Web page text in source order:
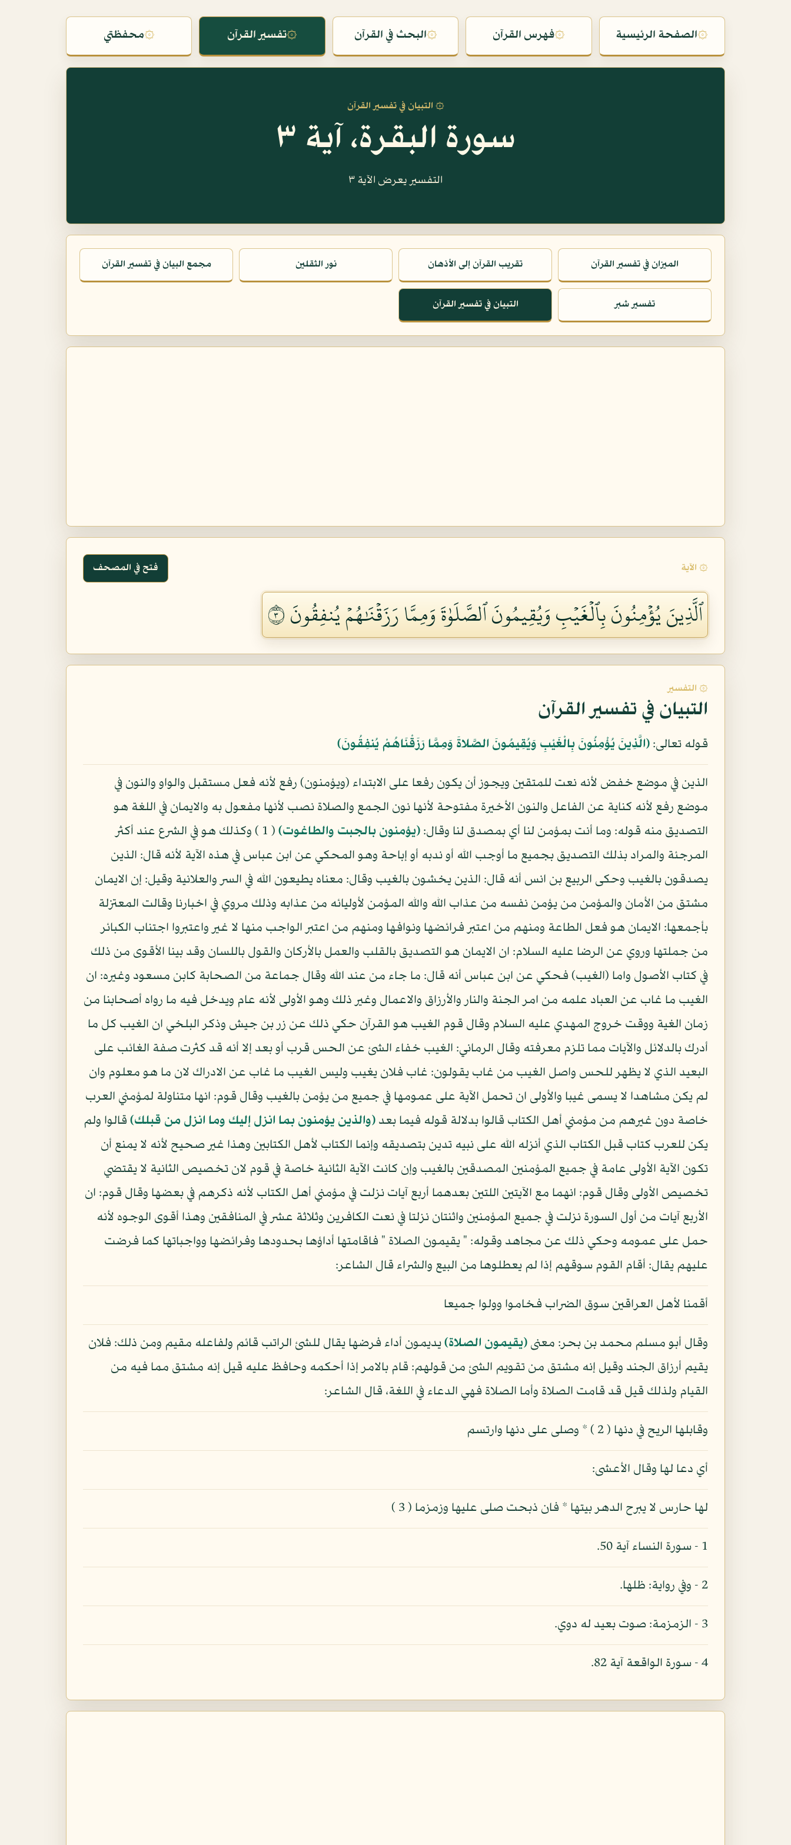
۞الصفحة الرئيسية ۞فهرس القرآن ۞البحث في القرآن ۞تفسير القرآن ۞محفظتي
۞ التبيان في تفسير القرآن
سورة البقرة، آية ٣
التفسير يعرض الآية ٣
الميزان في تفسير القرآن تقريب القرآن إلى الأذهان نور الثقلين مجمع البيان في تفسير القرآن
تفسير شبر التبيان في تفسير القرآن
۞ الآية فتح في المصحف
ٱلَّذِينَ يُؤۡمِنُونَ بِٱلۡغَيۡبِ وَيُقِيمُونَ ٱلصَّلَوٰةَ وَمِمَّا رَزَقۡنَٰهُمۡ يُنفِقُونَ ٣
۞ التفسير
التبيان في تفسير القرآن
قوله تعالى: ﴿الَّذِينَ يُؤْمِنُونَ بِالْغَيْبِ وَيُقِيمُونَ الصَّلاةَ وَمِمَّا رَزَقْنَاهُمْ يُنفِقُونَ﴾
الذين في موضع خفض لأنه نعت للمتقين ويجوز أن يكون رفعا على الابتداء (ويؤمنون) رفع لأنه فعل مستقبل والواو والنون في
موضع رفع لأنه كناية عن الفاعل والنون الأخيرة مفتوحة لأنها نون الجمع والصلاة نصب لأنها مفعول به والايمان في اللغة هو
التصديق منه قوله: وما أنت بمؤمن لنا أي بمصدق لنا وقال: (يؤمنون بالجبت والطاغوت)
( 1 ) وكذلك هو في الشرع عند أكثر
المرجئة والمراد بذلك التصديق بجميع ما أوجب الله أو ندبه أو إباحة وهو المحكي عن ابن عباس في هذه الآية لأنه قال: الذين
يصدقون بالغيب وحكى الربيع بن انس أنه قال: الذين يخشون بالغيب وقال: معناه يطيعون الله في السر والعلانية وقيل: إن الايمان
مشتق من الأمان والمؤمن من يؤمن نفسه من عذاب الله والله المؤمن لأوليائه من عذابه وذلك مروي في اخبارنا وقالت المعتزلة
بأجمعها: الايمان هو فعل الطاعة ومنهم من اعتبر فرائضها ونوافها ومنهم من اعتبر الواجب منها لا غير واعتبروا اجتناب الكبائر
من جملتها وروي عن الرضا عليه السلام: ان الايمان هو التصديق بالقلب والعمل بالأركان والقول باللسان وقد بينا الأقوى من ذلك
في كتاب الأصول واما (الغيب) فحكي عن ابن عباس أنه قال: ما جاء من عند الله وقال جماعة من الصحابة كابن مسعود وغيره: ان
الغيب ما غاب عن العباد علمه من امر الجنة والنار والأرزاق والاعمال وغير ذلك وهو الأولى لأنه عام ويدخل فيه ما رواه أصحابنا من
زمان الغية ووقت خروج المهدي عليه السلام وقال قوم الغيب هو القرآن حكي ذلك عن زر بن جيش وذكر البلخي ان الغيب كل ما
أدرك بالدلائل والآيات مما تلزم معرفته وقال الرماني: الغيب خفاء الشئ عن الحس قرب أو بعد إلا أنه قد كثرت صفة الغائب على
البعيد الذي لا يظهر للحس واصل الغيب من غاب يقولون: غاب فلان يغيب وليس الغيب ما غاب عن الادراك لان ما هو معلوم وان
لم يكن مشاهدا لا يسمى غيبا والأولى ان تحمل الآية على عمومها في جميع من يؤمن بالغيب وقال قوم: انها متناولة لمؤمني العرب
خاصة دون غيرهم من مؤمني أهل الكتاب قالوا بدلالة قوله فيما بعد (والذين يؤمنون بما انزل إليك وما انزل من قبلك) قالوا ولم
يكن للعرب كتاب قبل الكتاب الذي أنزله الله على نبيه تدين بتصديقه وإنما الكتاب لأهل الكتابين وهذا غير صحيح لأنه لا يمنع أن
تكون الآية الأولى عامة في جميع المؤمنين المصدقين بالغيب وإن كانت الآية الثانية خاصة في قوم لان تخصيص الثانية لا يقتضي
تخصيص الأولى وقال قوم: انهما مع الآيتين اللتين بعدهما أربع آيات نزلت في مؤمني أهل الكتاب لأنه ذكرهم في بعضها وقال قوم: ان
الأربع آيات من أول السورة نزلت في جميع المؤمنين واثنتان نزلتا في نعت الكافرين وثلاثة عشر في المنافقين وهذا أقوى الوجوه لأنه
حمل على عمومه وحكي ذلك عن مجاهد وقوله: " يقيمون الصلاة " فاقامتها أداؤها بحدودها وفرائضها وواجباتها كما فرضت
عليهم يقال: أقام القوم سوقهم إذا لم يعطلوها من البيع والشراء قال الشاعر:
أقمنا لأهل العراقين سوق الضراب فخاموا وولوا جميعا
وقال أبو مسلم محمد بن بحر: معنى (يقيمون الصلاة)يديمون أداء فرضها يقال للشئ الراتب قائم ولفاعله مقيم ومن ذلك: فلان
يقيم أرزاق الجند وقيل إنه مشتق من تقويم الشئ من قولهم: قام بالامر إذا أحكمه وحافظ عليه قيل إنه مشتق مما فيه من
القيام ولذلك قيل قد قامت الصلاة وأما الصلاة فهي الدعاء في اللغة، قال الشاعر:
وقابلها الريح في دنها ( 2 ) * وصلى على دنها وارتسم
أي دعا لها وقال الأعشى:
لها حارس لا يبرح الدهر بيتها * فان ذبحت صلى عليها وزمزما ( 3 )
1 - سورة النساء آية 50.
2 - وفي رواية: ظلها.
3 - الزمزمة: صوت بعيد له دوي.
4 - سورة الواقعة آية 82.